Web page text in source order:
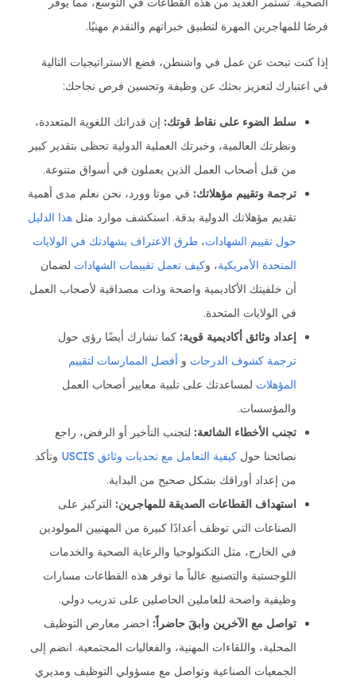
فرصًا للمهاجرين المهرة لتطبيق خبراتهم والتقدم مهنيًا.
إذا كنت تبحث عن عمل في واشنطن، فضع الاستراتيجيات التالية
في اعتبارك لتعزيز بحثك عن وظيفة وتحسين فرص نجاحك:
سلط الضوء على نقاط قوتك: إن قدراتك اللغوية المتعددة،
ونظرتك العالمية، وخبرتك العملية الدولية تحظى بتقدير كبير
من قبل أصحاب العمل الذين يعملون في أسواق متنوعة.
ترجمة وتقييم مؤهلاتك: في موتا وورد، نحن نعلم مدى أهمية
تقديم مؤهلاتك الدولية بدقة. استكشف موارد مثل هذا الدليل
حول تقييم الشهادات، طرق الاعتراف بشهادتك في الولايات
المتحدة الأمريكية، وكيف تعمل تقييمات الشهادات لضمان
أن خلفيتك الأكاديمية واضحة وذات مصداقية لأصحاب العمل
في الولايات المتحدة.
إعداد وثائق أكاديمية قوية: كما نشارك أيضًا رؤى حول
ترجمة كشوف الدرجات و أفضل الممارسات لتقييم
المؤهلات لمساعدتك على تلبية معايير أصحاب العمل
والمؤسسات.
تجنب الأخطاء الشائعة: لتجنب التأخير أو الرفض، راجع
نصائحنا حول كيفية التعامل مع تحديات وثائق USCIS
وتأكد
من إعداد أوراقك بشكل صحيح من البداية.
استهداف القطاعات الصديقة للمهاجرين: التركيز على
الصناعات التي توظف أعدادًا كبيرة من المهنيين المولودين
في الخارج، مثل التكنولوجيا والرعاية الصحية والخدمات
اللوجستية والتصنيع. غالباً ما توفر هذه القطاعات مسارات
وظيفية واضحة للعاملين الحاصلين على تدريب دولي.
تواصل مع الآخرين وابقَ حاضراً: احضر معارض التوظيف
المحلية، واللقاءات المهنية، والفعاليات المجتمعية. انضم إلى
الجمعيات الصناعية وتواصل مع مسؤولي التوظيف ومديري